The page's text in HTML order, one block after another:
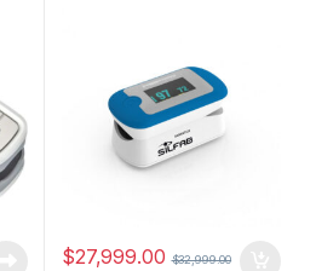
$27,999.00 $32,999.00